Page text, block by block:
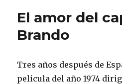
El amor del
Brando
Tres años después de
pelicula del año 1974